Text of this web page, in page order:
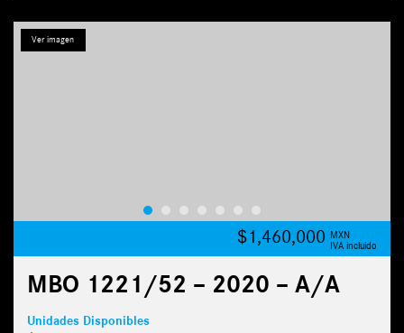
Ver imagen
$1,460,000
MXN
IVA incluido
MBO 1221/52 – 2020 – A/A
Unidades Disponibles